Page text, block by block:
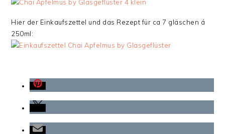
Hier der Einkaufszettel und das Rezept für ca 7 gläschen á
250ml: